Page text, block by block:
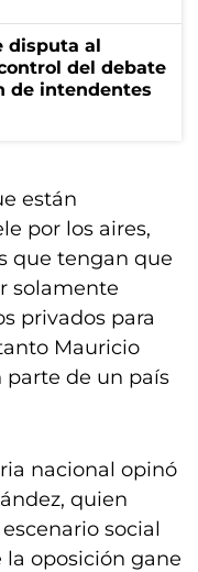
disputa al
del debate
de intendentes
están
por los aires,
que tengan que
solamente
privados para
Mauricio
parte de un país
nacional opinó
quien
social
oposición gane